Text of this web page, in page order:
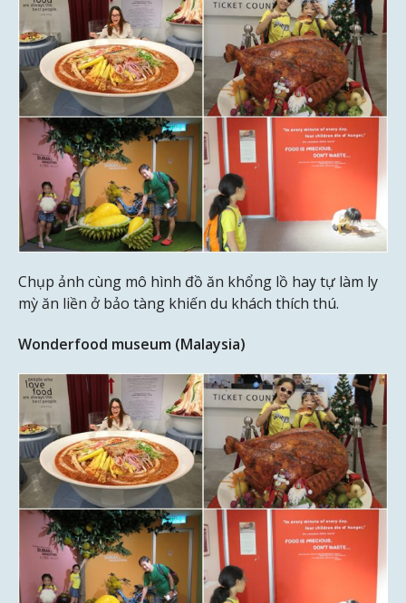
Chụp ảnh cùng mô hình đồ ăn khổng lồ hay tự làm ly
mỳ ăn liền ở bảo tàng khiến du khách thích thú.
Wonderfood museum (Malaysia)